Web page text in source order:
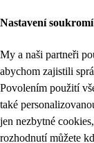
Nastavení
My a naši partneři
abychom zajistili
Povolením použití
také
jen nezbytné
rozhodnutí můžete